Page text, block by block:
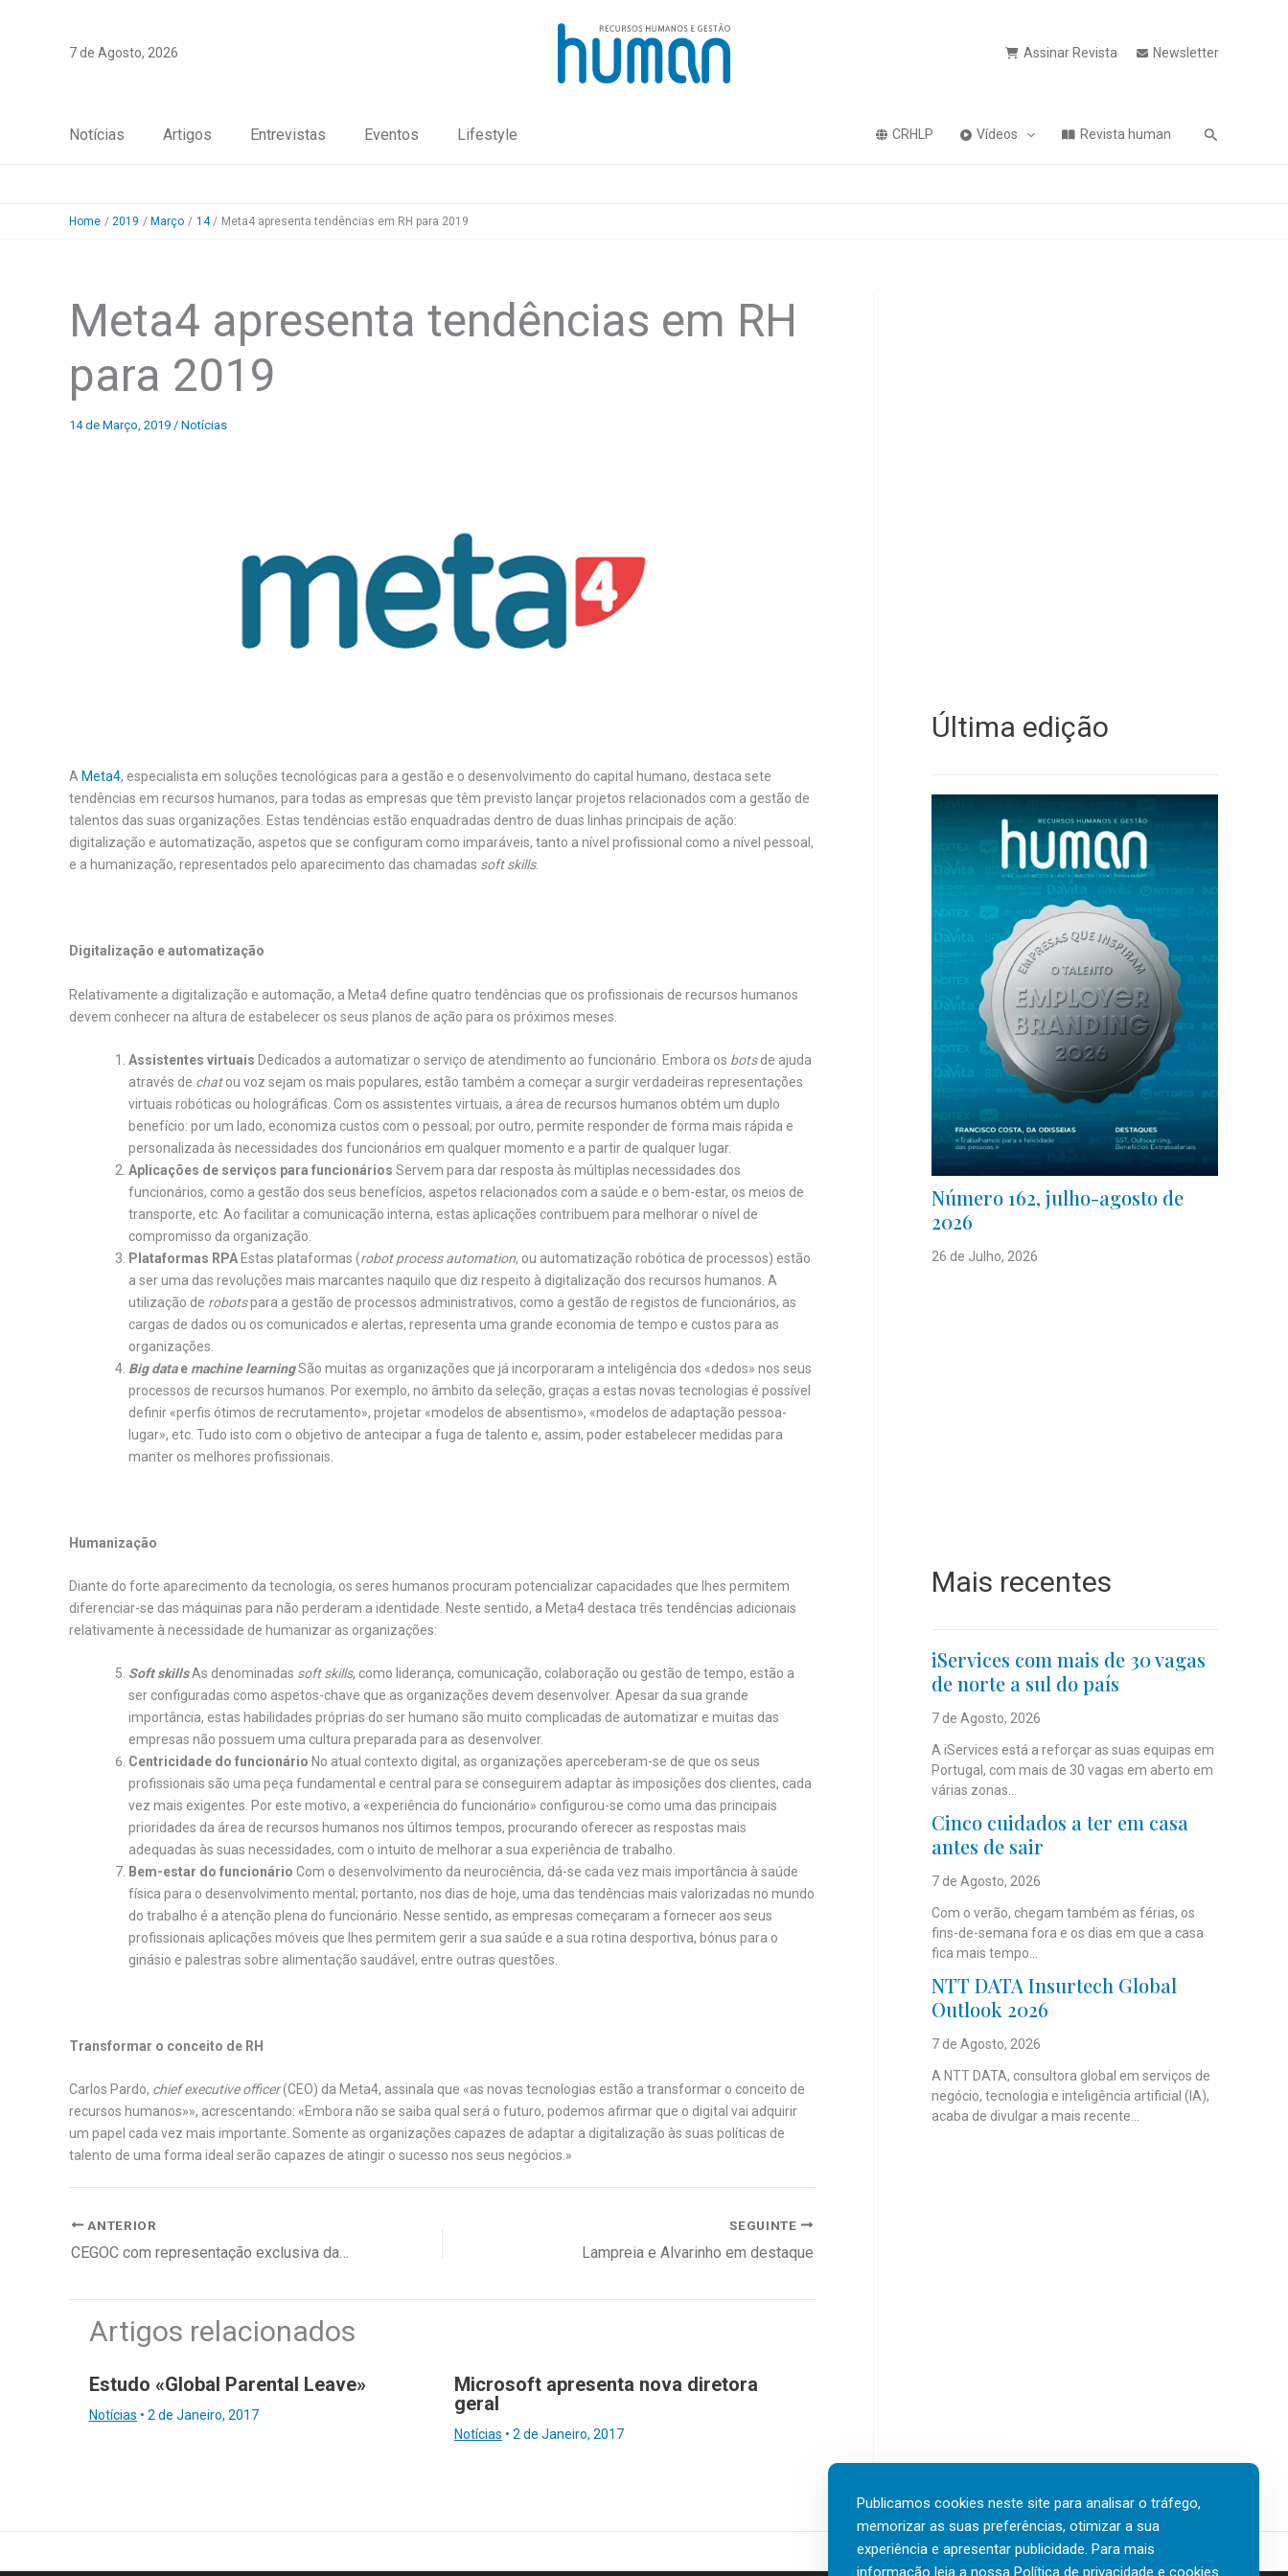
7 de Agosto, 2026 Assinar Revista Newsletter
Notícias Artigos Entrevistas Eventos Lifestyle CRHLP Vídeos Revista human Pesquisa
Home 2019 Março 14 Meta4 apresenta tendências em RH para 2019
Meta4 apresenta tendências em RH
para 2019
14 de Março, 2019 / Notícias
A Meta4, especialista em soluções tecnológicas para a gestão e o desenvolvimento do capital humano, destaca sete
tendências em recursos humanos, para todas as empresas que têm previsto lançar projetos relacionados com a gestão de
talentos das suas organizações. Estas tendências estão enquadradas dentro de duas linhas principais de ação:
digitalização e automatização, aspetos que se configuram como imparáveis, tanto a nível profissional como a nível pessoal,
e a humanização, representados pelo aparecimento das chamadas soft skills.
Digitalização e automatização
Relativamente a digitalização e automação, a Meta4 define quatro tendências que os profissionais de recursos humanos
devem conhecer na altura de estabelecer os seus planos de ação para os próximos meses.
Assistentes virtuais Dedicados a automatizar o serviço de atendimento ao funcionário. Embora os botsde ajuda
através de chatou voz sejam os mais populares, estão também a começar a surgir verdadeiras representações
virtuais robóticas ou holográficas. Com os assistentes virtuais, a área de recursos humanos obtém um duplo
benefício: por um lado, economiza custos com o pessoal; por outro, permite responder de forma mais rápida e
personalizada às necessidades dos funcionários em qualquer momento e a partir de qualquer lugar.
Aplicações de serviços para funcionários Servem para dar resposta às múltiplas necessidades dos
funcionários, como a gestão dos seus benefícios, aspetos relacionados com a saúde e o bem-estar, os meios de
transporte, etc. Ao facilitar a comunicação interna, estas aplicações contribuem para melhorar o nível de
compromisso da organização.
Plataformas RPA Estas plataformas (robot process automation, ou automatização robótica de processos) estão
a ser uma das revoluções mais marcantes naquilo que diz respeito à digitalização dos recursos humanos. A
utilização de robotspara a gestão de processos administrativos, como a gestão de registos de funcionários, as
cargas de dados ou os comunicados e alertas, representa uma grande economia de tempo e custos para as
organizações.
Big datae machine learningSão muitas as organizações que já incorporaram a inteligência dos «dedos» nos seus
processos de recursos humanos. Por exemplo, no âmbito da seleção, graças a estas novas tecnologias é possível
definir «perfis ótimos de recrutamento», projetar «modelos de absentismo», «modelos de adaptação pessoa-
lugar», etc. Tudo isto com o objetivo de antecipar a fuga de talento e, assim, poder estabelecer medidas para
manter os melhores profissionais.
Humanização
Diante do forte aparecimento da tecnologia, os seres humanos procuram potencializar capacidades que lhes permitem
diferenciar-se das máquinas para não perderam a identidade. Neste sentido, a Meta4 destaca três tendências adicionais
relativamente à necessidade de humanizar as organizações:
Soft skillsAs denominadas soft skills, como liderança, comunicação, colaboração ou gestão de tempo, estão a
ser configuradas como aspetos-chave que as organizações devem desenvolver. Apesar da sua grande
importância, estas habilidades próprias do ser humano são muito complicadas de automatizar e muitas das
empresas não possuem uma cultura preparada para as desenvolver.
Centricidade do funcionário No atual contexto digital, as organizações aperceberam-se de que os seus
profissionais são uma peça fundamental e central para se conseguirem adaptar às imposições dos clientes, cada
vez mais exigentes. Por este motivo, a «experiência do funcionário» configurou-se como uma das principais
prioridades da área de recursos humanos nos últimos tempos, procurando oferecer as respostas mais
adequadas às suas necessidades, com o intuito de melhorar a sua experiência de trabalho.
Bem-estar do funcionário Com o desenvolvimento da neurociência, dá-se cada vez mais importância à saúde
física para o desenvolvimento mental; portanto, nos dias de hoje, uma das tendências mais valorizadas no mundo
do trabalho é a atenção plena do funcionário. Nesse sentido, as empresas começaram a fornecer aos seus
profissionais aplicações móveis que lhes permitem gerir a sua saúde e a sua rotina desportiva, bónus para o
ginásio e palestras sobre alimentação saudável, entre outras questões.
Transformar o conceito de RH
Carlos Pardo, chief executive officer(CEO) da Meta4, assinala que «as novas tecnologias estão a transformar o conceito de
recursos humanos»», acrescentando: «Embora não se saiba qual será o futuro, podemos afirmar que o digital vai adquirir
um papel cada vez mais importante. Somente as organizações capazes de adaptar a digitalização às suas políticas de
talento de uma forma ideal serão capazes de atingir o sucesso nos seus negócios.»
ANTERIOR SEGUINTE
Lampreia e Alvarinho em destaque
Artigos relacionados
Estudo «Global Parental Leave»
Notícias • 2 de Janeiro, 2017
Microsoft apresenta nova diretora
geral
Notícias • 2 de Janeiro, 2017
Última edição
Número 162, julho-agosto de
2026
26 de Julho, 2026
Mais recentes
iServices com mais de 30 vagas
de norte a sul do país
7 de Agosto, 2026
A iServices está a reforçar as suas equipas em
Portugal, com mais de 30 vagas em aberto em
várias zonas...
Cinco cuidados a ter em casa
antes de sair
7 de Agosto, 2026
Com o verão, chegam também as férias, os
fins-de-semana fora e os dias em que a casa
fica mais tempo...
NTT DATA Insurtech Global
Outlook 2026
7 de Agosto, 2026
A NTT DATA, consultora global em serviços de
negócio, tecnologia e inteligência artificial (IA),
acaba de divulgar a mais recente...
Publicamos cookies neste site para analisar o tráfego,
memorizar as suas preferências, otimizar a sua
experiência e apresentar publicidade. Para mais
informação leia a nossa Política de privacidade e cookies